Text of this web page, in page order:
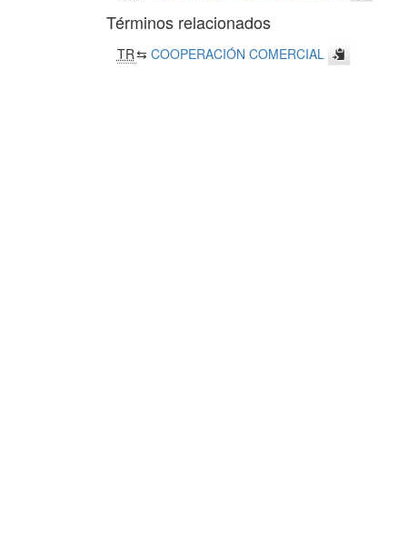
Términos relacionados
TR⇆ COOPERACIÓN COMERCIAL